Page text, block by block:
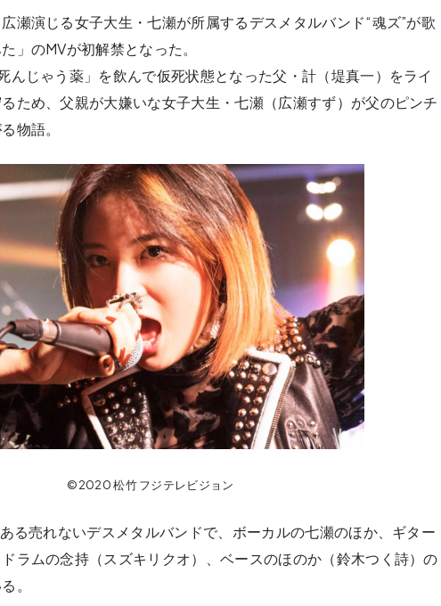
瀬演じる女子大生・七瀬が所属するデスメタルバンド“魂ズ”が歌
」のMVが初解禁となった。
んじゃう薬」を飲んで仮死状態となった父・計（堤真一）をライ
ため、父親が大嫌いな女子大生・七瀬（広瀬すず）が父のピンチ
物語。
©2020 松竹 フジテレビジョン
る売れないデスメタルバンドで、ボーカルの七瀬のほか、ギター
ラムの念持（スズキリクオ）、ベースのほのか（鈴木つく詩）の
。